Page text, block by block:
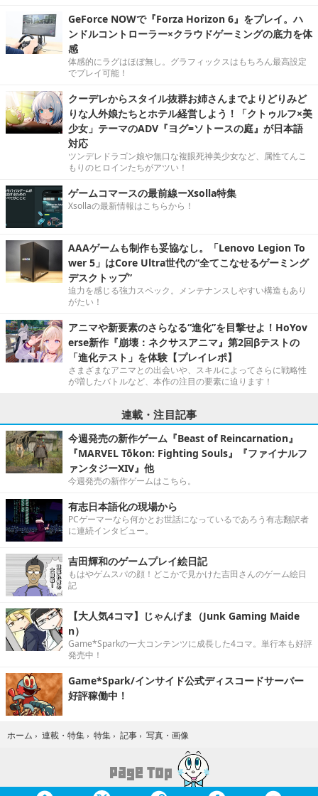
GeForce NOWで『Forza Horizon 6』をプレイ。ハ
ンドルコントローラー×クラウドゲーミングの底力を体
感
体感的にラグはほぼ無し。グラフィックスはもちろん最高設定
でプレイ可能！
クーデレからスタイル抜群お姉さんまでよりどりみど
りな人外娘たちとホテル経営しよう！「クトゥルフ×美
少女」テーマのADV『ヨグ=ソトースの庭』が日本語
対応
ツンデレドラゴン娘や無口な複眼死神美少女など、属性てんこ
もりのヒロインたちがアツい！
ゲームコマースの最前線ーXsolla特集
Xsollaの最新情報はこちらから！
AAAゲームも制作も妥協なし。「Lenovo Legion To
wer 5」はCore Ultra世代の“全てこなせるゲーミング
デスクトップ”
迫力を感じる強力スペック。メンテナンスしやすい構造もあり
がたい！
アニマや新要素のさらなる“進化”を目撃せよ！HoYov
erse新作『崩壊：ネクサスアニマ』第2回βテストの
「進化テスト」を体験【プレイレポ】
さまざまなアニマとの出会いや、スキルによってさらに戦略性
が増したバトルなど、本作の注目の要素に迫ります！
連載・注目記事
今週発売の新作ゲーム『Beast of Reincarnation』
『MARVEL Tōkon: Fighting Souls』『ファイナルフ
ァンタジーXIV』他
今週発売の新作ゲームはこちら。
有志日本語化の現場から
PCゲーマーなら何かとお世話になっているであろう有志翻訳者
に連続インタビュー。
吉田輝和のゲームプレイ絵日記
もはやゲムスパの顔！どこかで見かけた吉田さんのゲーム絵日
記
【大人気4コマ】じゃんげま（Junk Gaming Maide
n）
Game*Sparkの一大コンテンツに成長した4コマ。単行本も好評
発売中！
Game*Spark/インサイド公式ディスコードサーバー
好評稼働中！
ホーム › 連載・特集 › 特集 › 記事 › 写真・画像